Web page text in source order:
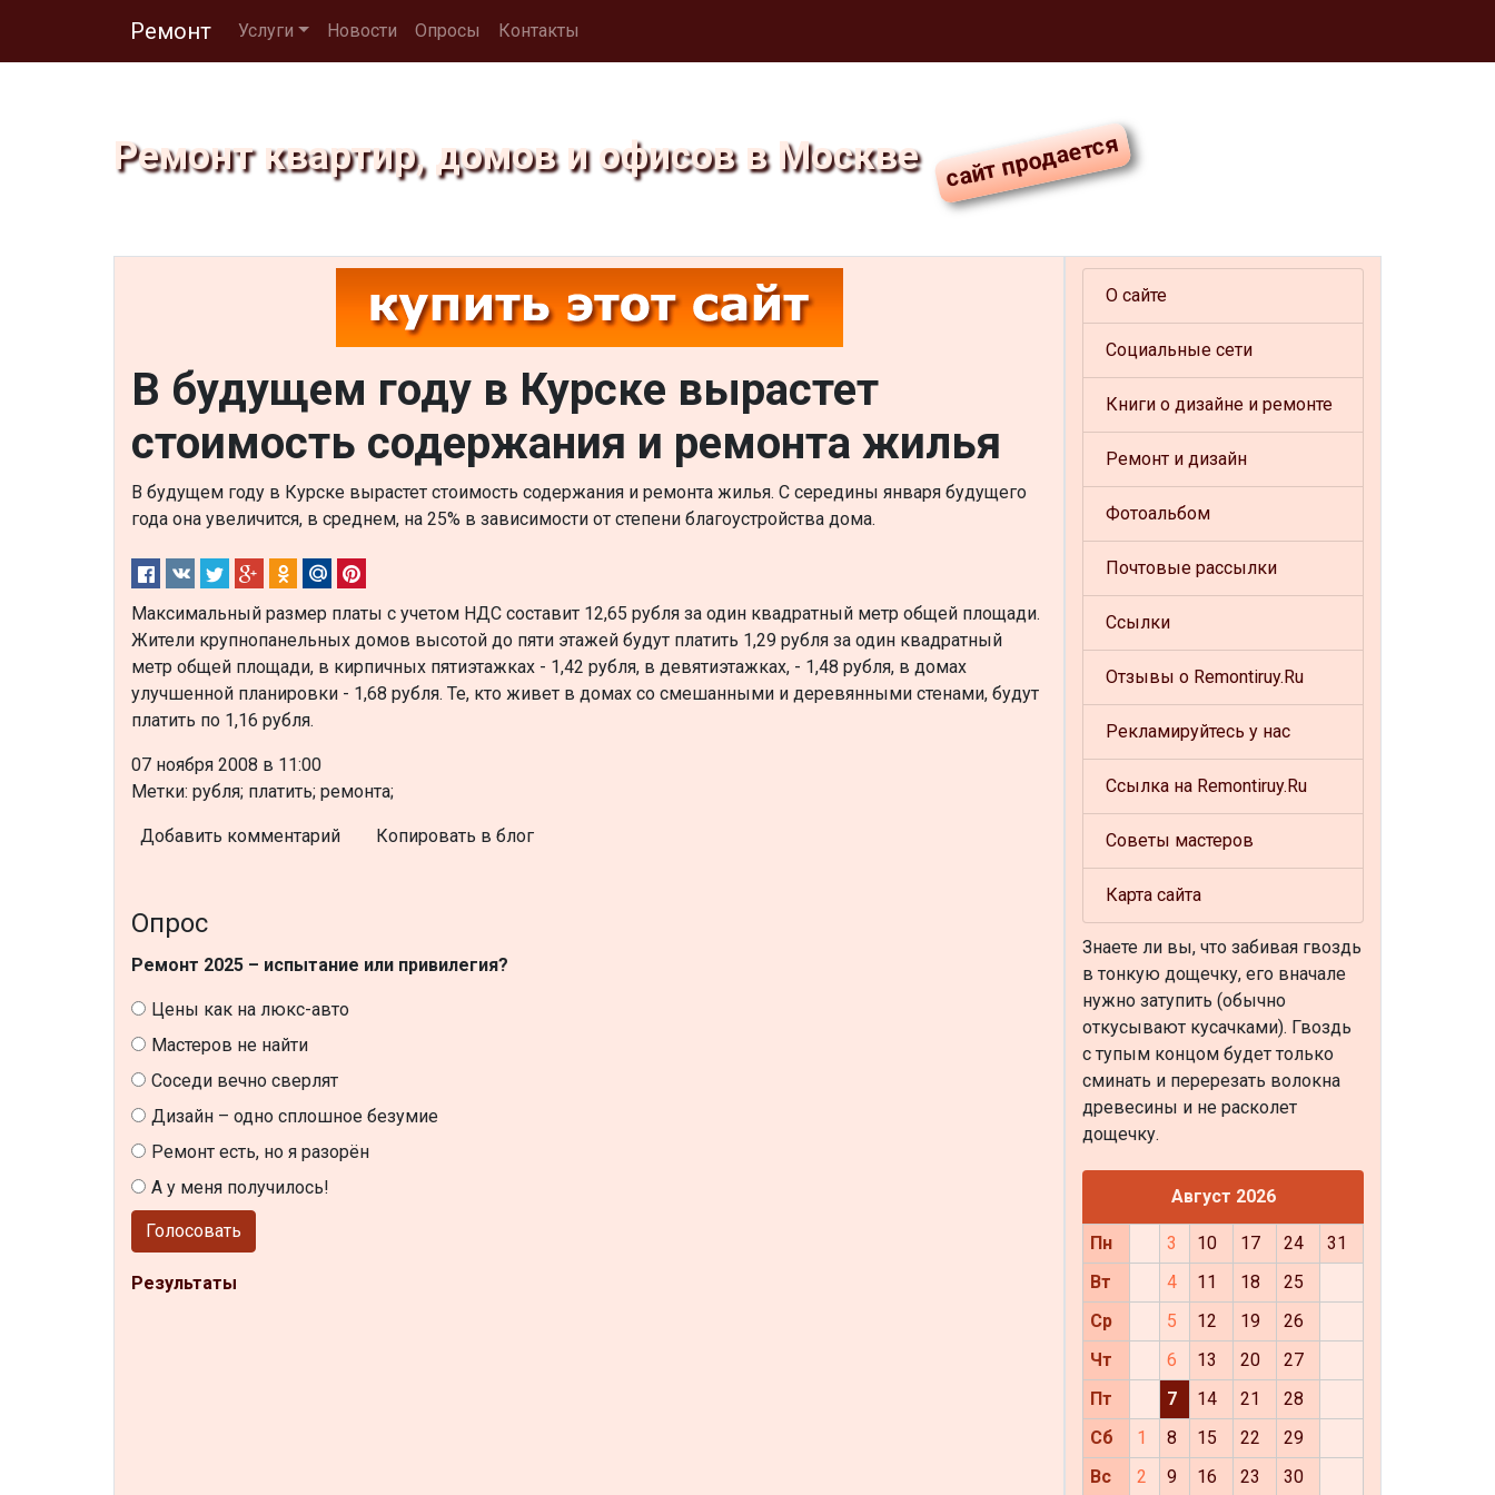
Ремонт Услуги Новости Опросы Контакты
Ремонт квартир, домов и офисов в Москве
В будущем году в Курске вырастет
стоимость содержания и ремонта жилья
В будущем году в Курске вырастет стоимость содержания и ремонта жилья. С середины января будущего
года она увеличится, в среднем, на 25% в зависимости от степени благоустройства дома.
Максимальный размер платы с учетом НДС составит 12,65 рубля за один квадратный метр общей площади.
Жители крупнопанельных домов высотой до пяти этажей будут платить 1,29 рубля за один квадратный
метр общей площади, в кирпичных пятиэтажках - 1,42 рубля, в девятиэтажках, - 1,48 рубля, в домах
улучшенной планировки - 1,68 рубля. Те, кто живет в домах со смешанными и деревянными стенами, будут
платить по 1,16 рубля.
07 ноября 2008 в 11:00
Метки: рубля; платить; ремонта;
Добавить комментарий Копировать в блог
Опрос
Ремонт 2025 – испытание или привилегия?
Цены как на люкс-авто
Мастеров не найти
Соседи вечно сверлят
Дизайн – одно сплошное безумие
Ремонт есть, но я разорён
А у меня получилось!
Голосовать
Результаты
О сайте
Социальные сети
Книги о дизайне и ремонте
Ремонт и дизайн
Фотоальбом
Почтовые рассылки
Ссылки
Отзывы о Remontiruy.Ru
Рекламируйтесь у нас
Ссылка на Remontiruy.Ru
Советы мастеров
Карта сайта
Знаете ли вы, что забивая гвоздь
в тонкую дощечку, его вначале
нужно затупить (обычно
откусывают кусачками). Гвоздь
с тупым концом будет только
сминать и перерезать волокна
древесины и не расколет
дощечку.
Август 2026
Пн 3 10 17 24
31
Вт
4 11 18
25
Ср
5 12 19
26
Чт
6 13 20
27
Пт
7 14 21
28
Сб
1 8 15 22
29
Вс
2 9 16 23 30